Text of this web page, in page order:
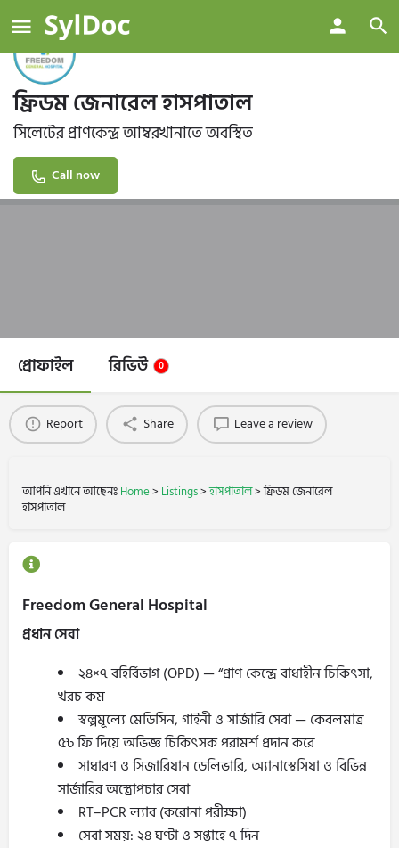
ফ্রিডম জেনারেল হাসপাতাল
সিলেটের প্রাণকেন্দ্র আম্বরখানাতে অবস্থিত
Call now
প্রোফাইল রিভিউ 0
Report Share Leave a review
আপনি এখানে আছেনঃHome> Listings>হাসপাতাল>ফ্রিডম জেনারেল
হাসপাতাল
Freedom General Hospital
প্রধান সেবা
২৪×৭ বহির্বিভাগ (OPD) — “প্রাণ কেন্দ্রে বাধাহীন চিকিৎসা,
খরচ কম
স্বল্পমূল্যে মেডিসিন, গাইনী ও সার্জারি সেবা — কেবলমাত্র
৫৳ ফি দিয়ে অভিজ্ঞ চিকিৎসক পরামর্শ প্রদান করে
সাধারণ ও সিজারিয়ান ডেলিভারি, অ্যানাস্থেসিয়া ও বিভিন্ন
সার্জারির অস্ত্রোপচার সেবা
RT–PCR ল্যাব (করোনা পরীক্ষা)
সেবা সময়: ২৪ ঘণ্টা ও সপ্তাহে ৭ দিন